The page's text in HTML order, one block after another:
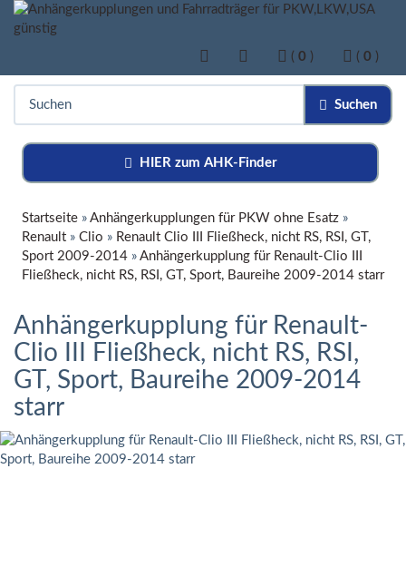
( 0 ) ( 0 )
Suchen
HIER zum AHK-Finder
Startseite » Anhängerkupplungen für PKW ohne Esatz »
Renault » Clio » Renault Clio III Fließheck, nicht RS, RSI, GT,
Sport 2009-2014 » Anhängerkupplung für Renault-Clio III
Fließheck, nicht RS, RSI, GT, Sport, Baureihe 2009-2014 starr
Anhängerkupplung für Renault-
Clio III Fließheck, nicht RS, RSI,
GT, Sport, Baureihe 2009-2014
starr